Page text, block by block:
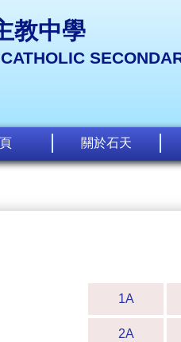
教中學
關於石天
1A
2A